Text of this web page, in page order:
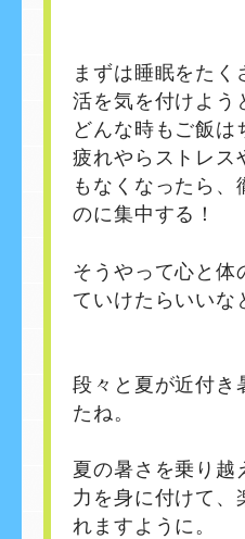
まずは睡眠をたく
活を気を付けよう
どんな時もご飯は
疲れやらストレス
もなくなったら、
のに集中する！
そうやって心と体
ていけたらいいな
段々と夏が近付き
たね。
夏の暑さを乗り越
力を身に付けて、
れますように。